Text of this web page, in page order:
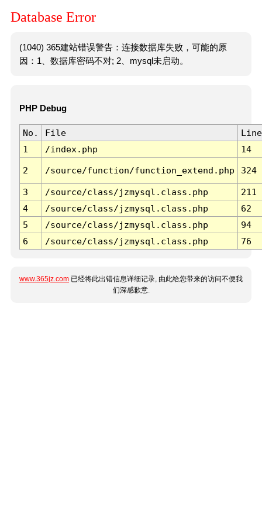
Database Error
(1040) 365建站错误警告：连接数据库失败，可能的原
因：1、数据库密码不对; 2、mysql未启动。
PHP Debug
No. File
Line
1
/index.php 14
2 /source/function/function_extend.php 324
3 /source/class/jzmysql.class.php
211
4
/source/class/jzmysql.class.php
62
5
/source/class/jzmysql.class.php
94
6
/source/class/jzmysql.class.php 76
www.365jz.com 已经将此出错信息详细记录, 由此给您带来的访问不便我
们深感歉意.